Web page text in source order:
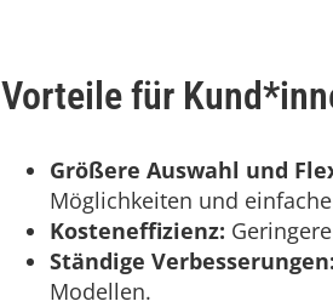
Vorteile für
Größere Auswahl und
Möglichkeiten und
Kosteneffizienz:
Ständige Verbesserungen:
Modellen.